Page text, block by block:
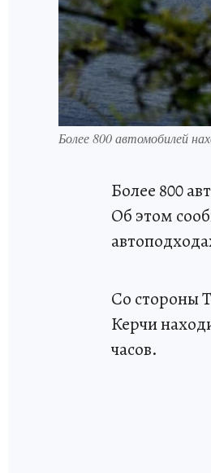
Более 800 автомобилей
Более 800
Об этом
Со стороны
Керчи
часов.